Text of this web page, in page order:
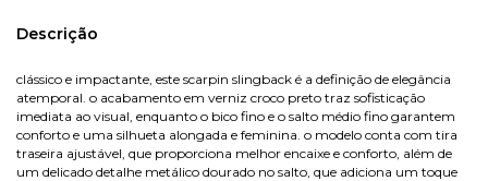
E-mail
Descrição
clássico e impactante, este scarpin slingback é a definição de elegância
atemporal. o acabamento em verniz croco preto traz sofisticação
imediata ao visual, enquanto o bico fino e o salto médio fino garantem
conforto e uma silhueta alongada e feminina. o modelo conta com tira
traseira ajustável, que proporciona melhor encaixe e conforto, além de
um delicado detalhe metálico dourado no salto, que adiciona um toque